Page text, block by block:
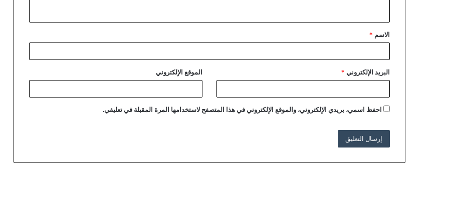
الاسم *
البريد الإلكتروني * الموقع الإلكتروني
احفظ اسمي، بريدي الإلكتروني، والموقع الإلكتروني في هذا المتصفح لاستخدامها المرة المقبلة في تعليقي.